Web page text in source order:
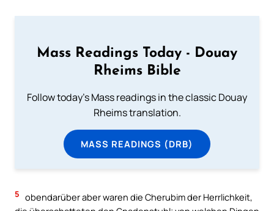
Mass Readings Today - Douay
Rheims Bible
Follow today's Mass readings in the classic Douay
Rheims translation.
MASS READINGS (DRB)
5 obendarüber aber waren die Cherubim der Herrlichkeit,